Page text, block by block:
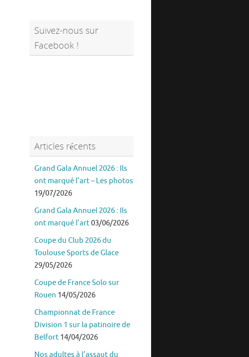
Suivez-nous sur
Facebook !
Articles récents
Grand Gala Annuel 2026 : Ils
ont marqué l’art – Les photos
19/07/2026
Grand Gala Annuel 2026 : Ils
ont marqué l’art03/06/2026
Coupe du Club 2026 du
Toulouse Sports de Glace
29/05/2026
Coupe de France Solo sur
Rouen 14/05/2026
Championnat de France
Division 1 sur la patinoire de
Belfort 14/04/2026
Nos adultes à l’assaut du